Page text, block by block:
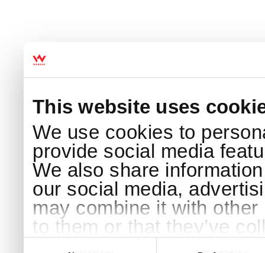
This website uses
We use cookies to
provide social media
We also share
our social media,
may combine it with
to them or that they’ve